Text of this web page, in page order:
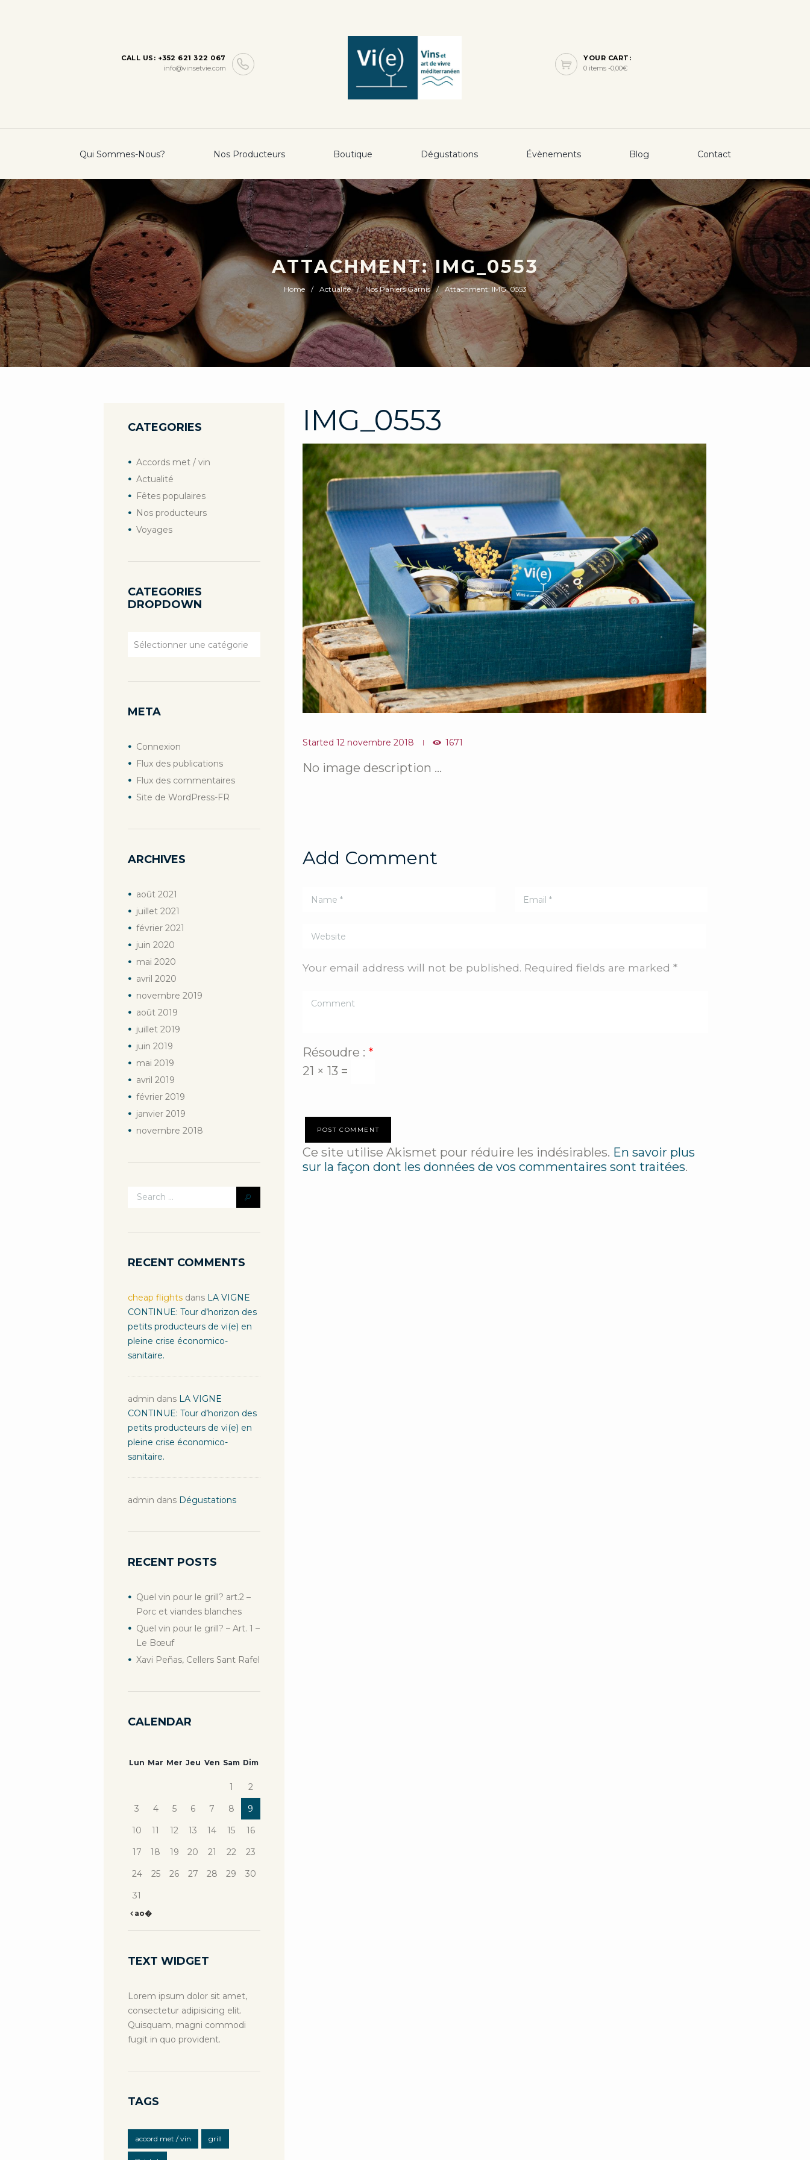
CALL US: +352 621 322 067
info@vinsetvie.com
YOUR CART:
0 items -0,00€
Qui Sommes-Nous? Nos Producteurs Boutique Dégustations Évènements Blog Contact
ATTACHMENT: IMG_0553
Home Actualité Nos Paniers Garnis Attachment: IMG_0553
IMG_0553
Started 12 novembre 2018 1671
No image description ...
Add Comment
Your email address will not be published. Required fields are marked *
Résoudre : *
21 × 13 =
Ce site utilise Akismet pour réduire les indésirables. En savoir plus
sur la façon dont les données de vos commentaires sont traitées.
CATEGORIES
Accords met / vin
Actualité
Fêtes populaires
Nos producteurs
Voyages
CATEGORIES
DROPDOWN
Categories
META
Connexion
Flux des publications
Flux des commentaires
Site de WordPress-FR
ARCHIVES
août 2021
juillet 2021
février 2021
juin 2020
mai 2020
avril 2020
novembre 2019
août 2019
juillet 2019
juin 2019
mai 2019
avril 2019
février 2019
janvier 2019
novembre 2018
RECENT COMMENTS
cheap flightsdans LA VIGNE
CONTINUE: Tour d’horizon des
petits producteurs de vi(e) en
pleine crise économico-
sanitaire.
admin dans LA VIGNE
CONTINUE: Tour d’horizon des
petits producteurs de vi(e) en
pleine crise économico-
sanitaire.
admin dans Dégustations
RECENT POSTS
Quel vin pour le grill? art.2 –
Porc et viandes blanches
Quel vin pour le grill? – Art. 1 –
Le Bœuf
Xavi Peñas, Cellers Sant Rafel
CALENDAR
Lun Mar Mer Jeu Ven Sam Dim
1
2
3
4 5 6 7 8
9
10
11 12 13 14 15
16
17
18 19 20 21 22
23
24
25 26 27 28 29
30
31
ao�
TEXT WIDGET
Lorem ipsum dolor sit amet,
consectetur adipisicing elit.
Quisquam, magni commodi
fugit in quo provident.
TAGS
accord met / vin grill